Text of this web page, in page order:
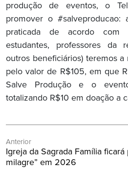
produção de eventos, o
promover o #salveproducao:
praticada de acordo
estudantes, professores da
outros beneficiários) teremos a
pelo valor de R$105, em que
Salve Produção e o
totalizando R$10 em doação a
de
Post
Anterior
Post
Anterior:
Igreja da Sagrada Família
milagre” em 2026